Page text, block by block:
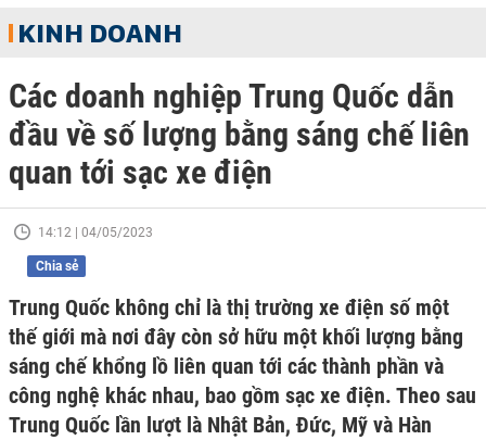
KINH DOANH
Các doanh nghiệp Trung Quốc dẫn
đầu về số lượng bằng sáng chế liên
quan tới sạc xe điện
14:12 | 04/05/2023
Chia sẻ
Trung Quốc không chỉ là thị trường xe điện số một
thế giới mà nơi đây còn sở hữu một khối lượng bằng
sáng chế khổng lồ liên quan tới các thành phần và
công nghệ khác nhau, bao gồm sạc xe điện. Theo sau
Trung Quốc lần lượt là Nhật Bản, Đức, Mỹ và Hàn